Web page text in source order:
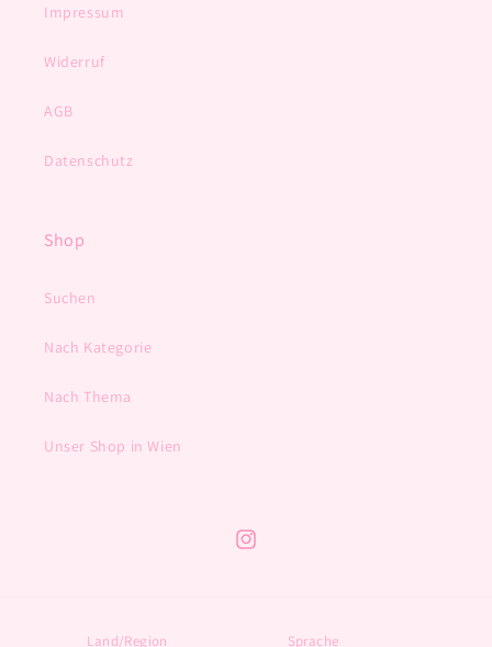
Impressum
Widerruf
AGB
Datenschutz
Shop
Suchen
Nach Kategorie
Nach Thema
Unser Shop in Wien
Instagram
Land/Region Sprache